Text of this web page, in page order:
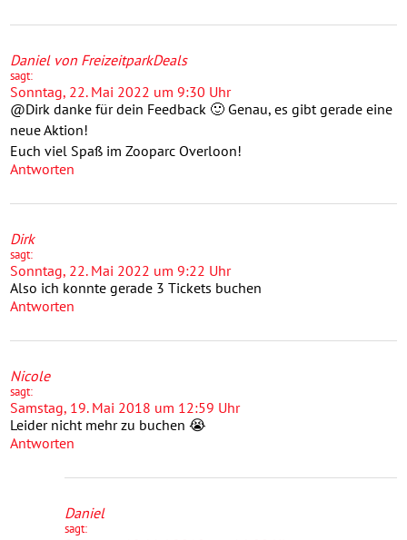
Daniel von FreizeitparkDeals
sagt:
Sonntag, 22. Mai 2022 um 9:30 Uhr
@Dirk danke für dein Feedback 🙂 Genau, es gibt gerade eine
neue Aktion!
Euch viel Spaß im Zooparc Overloon!
Antworten
Dirk
sagt:
Sonntag, 22. Mai 2022 um 9:22 Uhr
Also ich konnte gerade 3 Tickets buchen
Antworten
Nicole
sagt:
Samstag, 19. Mai 2018 um 12:59 Uhr
Leider nicht mehr zu buchen 😭
Antworten
Daniel
sagt: